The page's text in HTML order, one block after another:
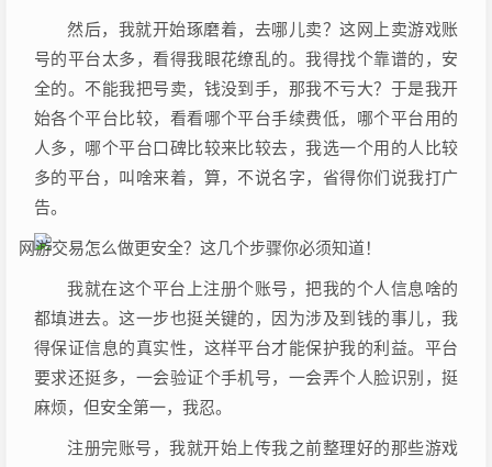
然后，我就开始琢磨着，去哪儿卖？这网上卖游戏账
号的平台太多，看得我眼花缭乱的。我得找个靠谱的，安
全的。不能我把号卖，钱没到手，那我不亏大？于是我开
始各个平台比较，看看哪个平台手续费低，哪个平台用的
人多，哪个平台口碑比较来比较去，我选一个用的人比较
多的平台，叫啥来着，算，不说名字，省得你们说我打广
告。
我就在这个平台上注册个账号，把我的个人信息啥的
都填进去。这一步也挺关键的，因为涉及到钱的事儿，我
得保证信息的真实性，这样平台才能保护我的利益。平台
要求还挺多，一会验证个手机号，一会弄个人脸识别，挺
麻烦，但安全第一，我忍。
注册完账号，我就开始上传我之前整理好的那些游戏